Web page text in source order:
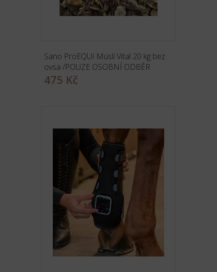
Sano ProEQUI Müsli Vital 20 kg bez
ovsa /POUZE OSOBNÍ ODBĚR
475 Kč